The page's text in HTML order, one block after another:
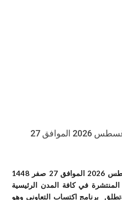
عروض العثيم اليوم 10 أغسطس 2026 الموافق 27
عروض العثيم اليوم 10 أغسطس 2026 الموافق 27 صفر 1448
في كافة المدن الرئيسية
برنامج اكتساب التعاوني وهو